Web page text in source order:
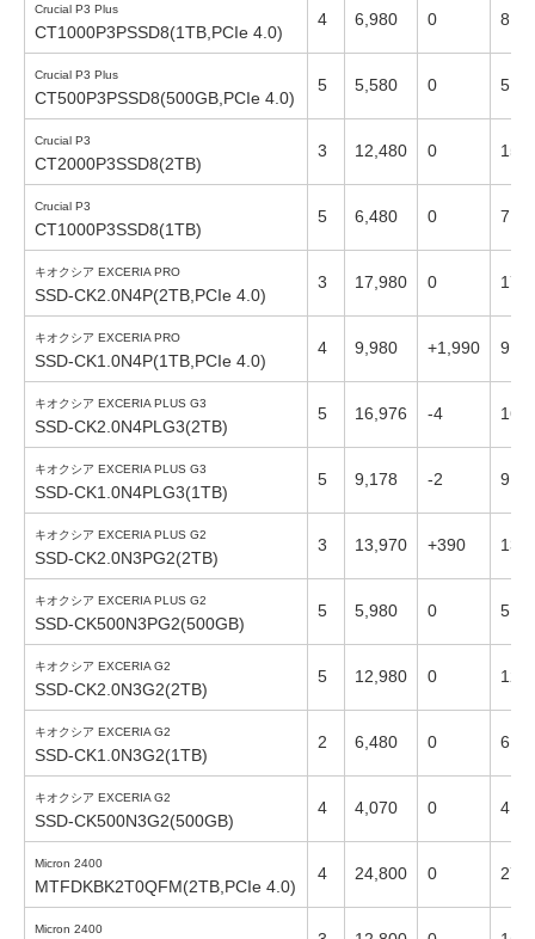
Crucial P3 Plus
CT1000P3PSSD8(1TB,PCIe 4.0)
4 6,980 0
Crucial P3 Plus
CT500P3PSSD8(500GB,PCIe 4.0)
5 5,580 0
Crucial P3
CT2000P3SSD8(2TB)
3 12,480 0
Crucial P3
CT1000P3SSD8(1TB)
5 6,480 0
キオクシア EXCERIA PRO
SSD-CK2.0N4P(2TB,PCIe 4.0)
3 17,980 0
キオクシア EXCERIA PRO
SSD-CK1.0N4P(1TB,PCIe 4.0)
4 9,980 +1,990
キオクシア EXCERIA PLUS G3
SSD-CK2.0N4PLG3(2TB)
5 16,976 -4
キオクシア EXCERIA PLUS G3
SSD-CK1.0N4PLG3(1TB)
5 9,178 -2
キオクシア EXCERIA PLUS G2
SSD-CK2.0N3PG2(2TB)
3 13,970 +390
キオクシア EXCERIA PLUS G2
SSD-CK500N3PG2(500GB)
5 5,980 0
キオクシア EXCERIA G2
SSD-CK2.0N3G2(2TB)
5 12,980 0
キオクシア EXCERIA G2
SSD-CK1.0N3G2(1TB)
2 6,480 0
キオクシア EXCERIA G2
SSD-CK500N3G2(500GB)
4 4,070 0
Micron 2400
MTFDKBK2T0QFM(2TB,PCIe 4.0)
4 24,800 0
Micron 2400